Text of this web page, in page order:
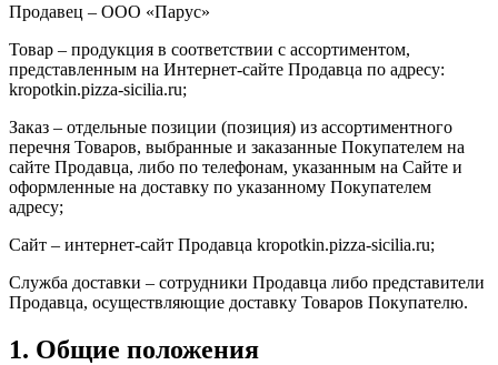
Продавец – ООО «Парус»
Товар – продукция в соответствии с ассортиментом,
представленным на Интернет-сайте Продавца по адресу:
kropotkin.pizza-sicilia.ru;
Заказ – отдельные позиции (позиция) из ассортиментного
перечня Товаров, выбранные и заказанные Покупателем на
сайте Продавца, либо по телефонам, указанным на Сайте и
оформленные на доставку по указанному Покупателем
адресу;
Сайт – интернет-сайт Продавца kropotkin.pizza-sicilia.ru;
Служба доставки – сотрудники Продавца либо представители
Продавца, осуществляющие доставку Товаров Покупателю.
1. Общие положения